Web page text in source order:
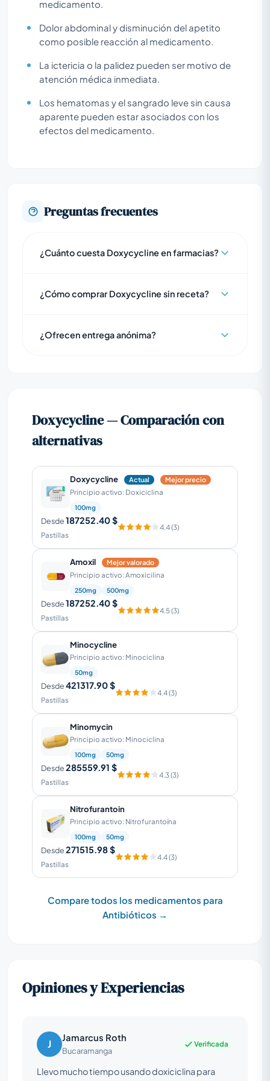
medicamento.
Dolor abdominal y disminución del apetito
como posible reacción al medicamento.
La ictericia o la palidez pueden ser motivo de
atención médica inmediata.
Los hematomas y el sangrado leve sin causa
aparente pueden estar asociados con los
efectos del medicamento.
Preguntas frecuentes
¿Cuánto cuesta Doxycycline en farmacias?
¿Cómo comprar Doxycycline sin receta?
¿Ofrecen entrega anónima?
Doxycycline — Comparación con
alternativas
Doxycycline Actual Mejor precio
Principio activo: Doxiciclina
100mg
Desde187252.40 $
Pastillas
4.4 (3)
Amoxil Mejor valorado
Principio activo: Amoxicilina
250mg 500mg
Desde187252.40 $
Pastillas
4.5 (3)
Minocycline
Principio activo: Minociclina
50mg
Desde421317.90 $
Pastillas
4.4 (3)
Minomycin
Principio activo: Minociclina
100mg 50mg
Desde285559.91 $
Pastillas
4.3 (3)
Nitrofurantoin
Principio activo: Nitrofurantoína
100mg 50mg
Desde271515.98 $
Pastillas
4.4 (3)
Compare todos los medicamentos para
Antibióticos →
Opiniones y Experiencias
J Jamarcus Roth
Bucaramanga
Verificada
Llevo mucho tiempo usando doxiciclina para